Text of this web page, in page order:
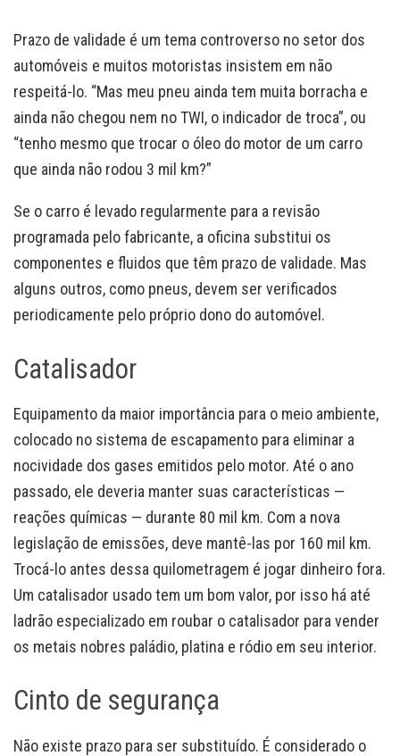
Prazo de validade é um tema controverso no setor dos
automóveis e muitos motoristas insistem em não
respeitá-lo. “Mas meu pneu ainda tem muita borracha e
ainda não chegou nem no TWI, o indicador de troca”, ou
“tenho mesmo que trocar o óleo do motor de um carro
que ainda não rodou 3 mil km?”
Se o carro é levado regularmente para a revisão
programada pelo fabricante, a oficina substitui os
componentes e fluidos que têm prazo de validade. Mas
alguns outros, como pneus, devem ser verificados
periodicamente pelo próprio dono do automóvel.
Catalisador
Equipamento da maior importância para o meio ambiente,
colocado no sistema de escapamento para eliminar a
nocividade dos gases emitidos pelo motor. Até o ano
passado, ele deveria manter suas características —
reações químicas — durante 80 mil km. Com a nova
legislação de emissões, deve mantê-las por 160 mil km.
Trocá-lo antes dessa quilometragem é jogar dinheiro fora.
Um catalisador usado tem um bom valor, por isso há até
ladrão especializado em roubar o catalisador para vender
os metais nobres paládio, platina e ródio em seu interior.
Cinto de segurança
Não existe prazo para ser substituído. É considerado o